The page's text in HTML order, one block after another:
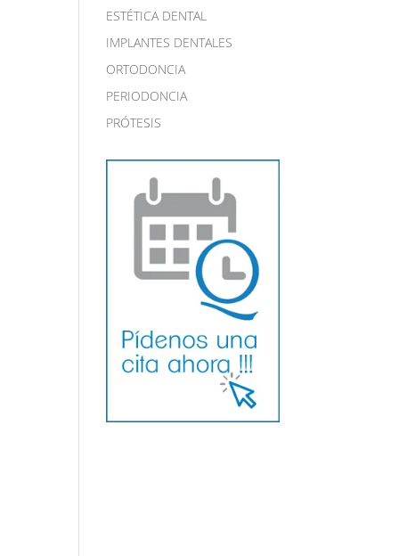
ESTÉTICA DENTAL
IMPLANTES DENTALES
ORTODONCIA
PERIODONCIA
PRÓTESIS